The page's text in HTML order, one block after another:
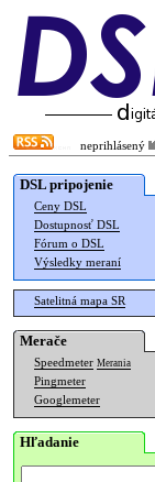
neprihlásený
DSL pripojenie
Ceny DSL
Dostupnosť DSL
Fórum o DSL
Výsledky meraní
Satelitná mapa SR
Merače
Speedmeter Merania
Pingmeter
Googlemeter
Hľadanie